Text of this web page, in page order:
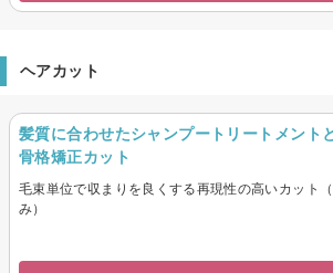
ヘアカット
髪質に合わせたシャンプートリートメント
骨格矯正カット
毛束単位で収まりを良くする再現性の高いカット
み）